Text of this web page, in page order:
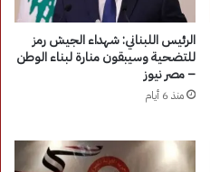
الرئيس اللبناني: شهداء الجيش رمز
للتضحية وسيبقون منارة لبناء الوطن
– مصر نيوز
منذ 6 أيام